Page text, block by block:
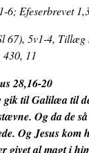
6; Efeserbrevet
67), 5v1-4, Tillæg
11
28,16-20
gik til Galilæa til
Og da de
Og Jesus kom
givet al magt i